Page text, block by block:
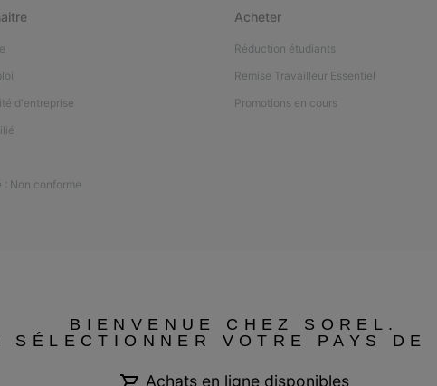
d'entreprise
Non conforme
Acheter
Réduction étudiants
Remise Travailleur Essentiel
Promotions en cours
BIENVENUE CHEZ SOREL.
SÉLECTIONNER VOTRE PAYS DE
Achats en ligne disponibles